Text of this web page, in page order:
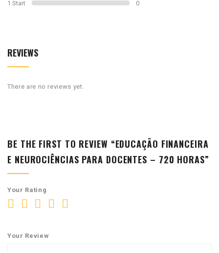
1 Start 0
REVIEWS
There are no reviews yet.
BE THE FIRST TO REVIEW “EDUCAÇÃO FINANCEIRA
E NEUROCIÊNCIAS PARA DOCENTES – 720 HORAS”
Your Rating
Your Review